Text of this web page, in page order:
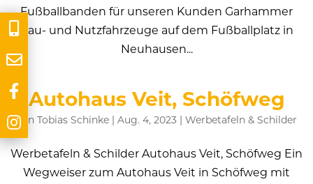
Fußballbanden für unseren Kunden Garhammer
Bau- und Nutzfahrzeuge auf dem Fußballplatz in
Neuhausen...
Autohaus Veit, Schöfweg
von Tobias Schinke | Aug. 4, 2023 | Werbetafeln & Schilder
Werbetafeln & Schilder Autohaus Veit, Schöfweg Ein
Wegweiser zum Autohaus Veit in Schöfweg mit